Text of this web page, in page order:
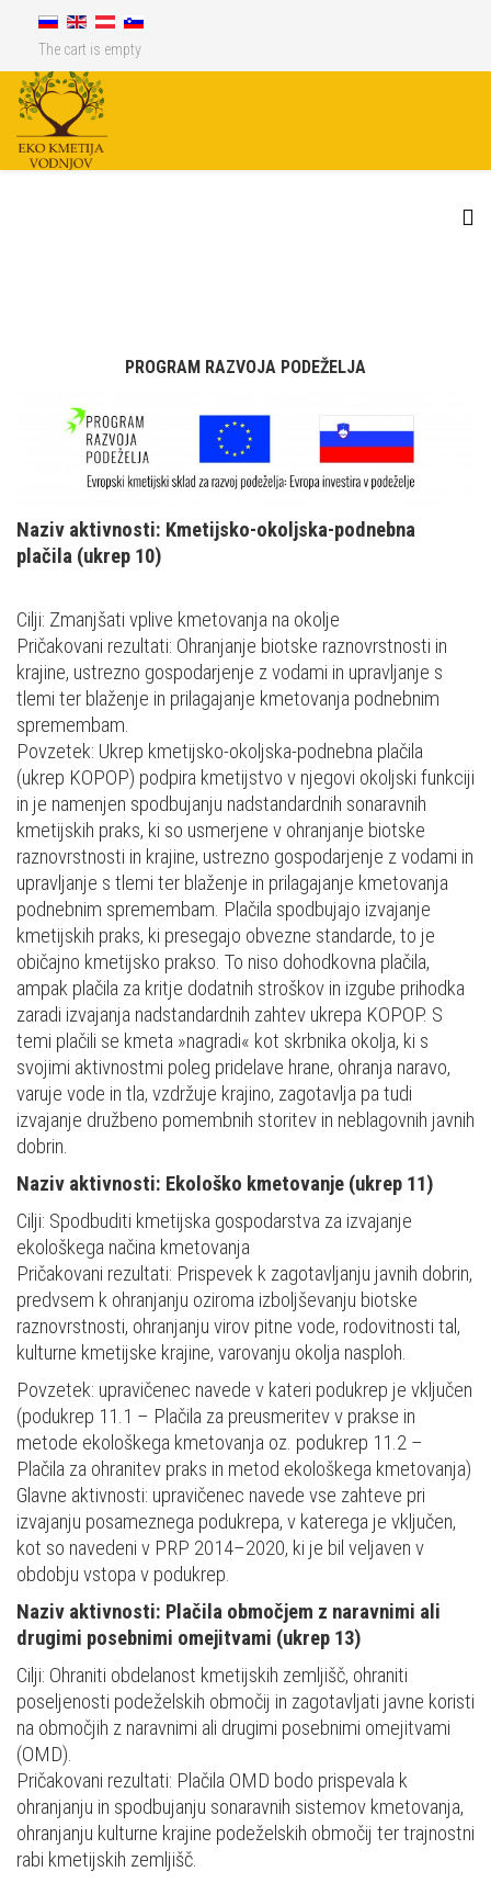
The cart is empty
PROGRAM RAZVOJA PODEŽELJA
Naziv aktivnosti: Kmetijsko-okoljska-podnebna
plačila (ukrep 10)
Cilji: Zmanjšati vplive kmetovanja na okolje
Pričakovani rezultati: Ohranjanje biotske raznovrstnosti in
krajine, ustrezno gospodarjenje z vodami in upravljanje s
tlemi ter blaženje in prilagajanje kmetovanja podnebnim
spremembam.
Povzetek: Ukrep kmetijsko-okoljska-podnebna plačila
(ukrep KOPOP) podpira kmetijstvo v njegovi okoljski funkciji
in je namenjen spodbujanju nadstandardnih sonaravnih
kmetijskih praks, ki so usmerjene v ohranjanje biotske
raznovrstnosti in krajine, ustrezno gospodarjenje z vodami in
upravljanje s tlemi ter blaženje in prilagajanje kmetovanja
podnebnim spremembam. Plačila spodbujajo izvajanje
kmetijskih praks, ki presegajo obvezne standarde, to je
običajno kmetijsko prakso. To niso dohodkovna plačila,
ampak plačila za kritje dodatnih stroškov in izgube prihodka
zaradi izvajanja nadstandardnih zahtev ukrepa KOPOP. S
temi plačili se kmeta »nagradi« kot skrbnika okolja, ki s
svojimi aktivnostmi poleg pridelave hrane, ohranja naravo,
varuje vode in tla, vzdržuje krajino, zagotavlja pa tudi
izvajanje družbeno pomembnih storitev in neblagovnih javnih
dobrin.
Naziv aktivnosti: Ekološko kmetovanje (ukrep 11)
Cilji: Spodbuditi kmetijska gospodarstva za izvajanje
ekološkega načina kmetovanja
Pričakovani rezultati: Prispevek k zagotavljanju javnih dobrin,
predvsem k ohranjanju oziroma izboljševanju biotske
raznovrstnosti, ohranjanju virov pitne vode, rodovitnosti tal,
kulturne kmetijske krajine, varovanju okolja nasploh.
Povzetek: upravičenec navede v kateri podukrep je vključen
(podukrep 11.1 – Plačila za preusmeritev v prakse in
metode ekološkega kmetovanja oz. podukrep 11.2 –
Plačila za ohranitev praks in metod ekološkega kmetovanja)
Glavne aktivnosti: upravičenec navede vse zahteve pri
izvajanju posameznega podukrepa, v katerega je vključen,
kot so navedeni v PRP 2014–2020, ki je bil veljaven v
obdobju vstopa v podukrep.
Naziv aktivnosti: Plačila območjem z naravnimi ali
drugimi posebnimi omejitvami (ukrep 13)
Cilji: Ohraniti obdelanost kmetijskih zemljišč, ohraniti
poseljenosti podeželskih območij in zagotavljati javne koristi
na območjih z naravnimi ali drugimi posebnimi omejitvami
(OMD).
Pričakovani rezultati: Plačila OMD bodo prispevala k
ohranjanju in spodbujanju sonaravnih sistemov kmetovanja,
ohranjanju kulturne krajine podeželskih območij ter trajnostni
rabi kmetijskih zemljišč.